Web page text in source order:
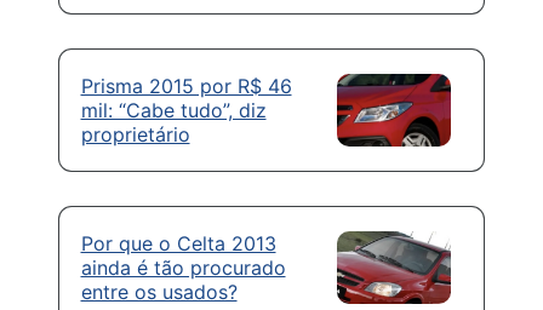
Prisma 2015 por R$ 46
mil: “Cabe tudo”, diz
proprietário
Por que o Celta 2013
ainda é tão procurado
entre os usados?